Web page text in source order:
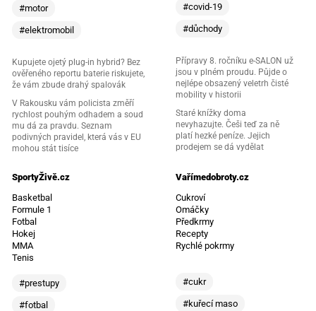
#motor
#elektromobil
Kupujete ojetý plug-in hybrid? Bez
ověřeného reportu baterie riskujete,
že vám zbude drahý spalovák
V Rakousku vám policista změří
rychlost pouhým odhadem a soud
mu dá za pravdu. Seznam
podivných pravidel, která vás v EU
mohou stát tisíce
#covid-19
#důchody
Přípravy 8. ročníku e-SALON už
jsou v plném proudu. Půjde o
nejlépe obsazený veletrh čisté
mobility v historii
Staré knížky doma
nevyhazujte. Češi teď za ně
platí hezké peníze. Jejich
prodejem se dá vydělat
SportyŽivě.cz
Basketbal
Formule 1
Fotbal
Hokej
MMA
Tenis
#prestupy
#fotbal
Vařímedobroty.cz
Cukroví
Omáčky
Předkrmy
Recepty
Rychlé pokrmy
#cukr
#kuřecí maso